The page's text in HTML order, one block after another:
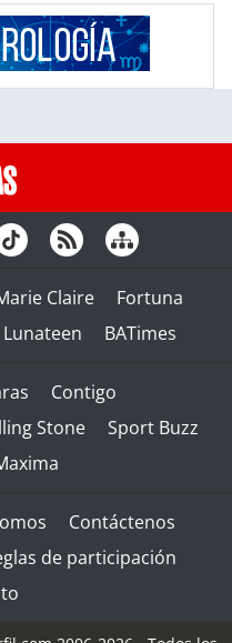
Claire
Fortuna
Lunateen BATimes
Contigo
Stone
Sport Buzz
Contáctenos
de participación